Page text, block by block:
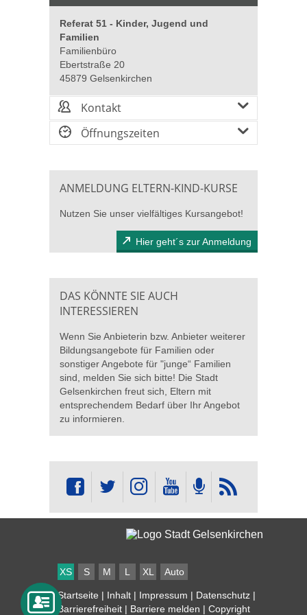
Referat 51 - Kinder, Jugend und
Familien
Familienbüro
Ebertstraße 20
45879 Gelsenkirchen
Kontakt
Öffnungszeiten
ANMELDUNG ELTERN-KIND-KURSE
Nutzen Sie unser vielfältiges Kursangebot!
Hier geht´s zur Anmeldung
DAS KÖNNTE SIE AUCH
INTERESSIEREN
Wenn Sie Anbieterin bzw. Anbieter weiterer
Bildungsangebote für Familien oder
sonstiger Angebote für "junge“ Familien
sind, melden Sie sich bitte! Die Stadt
Gelsenkirchen freut sich, Eltern mit
entsprechendem Bedarf über Ihr Angebot
zu informieren.
XS S M L XL Auto
Startseite | Inhalt | Impressum | Datenschutz |
Barrierefreiheit | Barriere melden | Copyright